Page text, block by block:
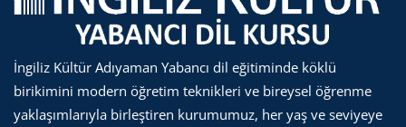
İngiliz Kültür Adıyaman Yabancı dil eğitiminde köklü
birikimini modern öğretim teknikleri ve bireysel öğrenme
yaklaşımlarıyla birleştiren kurumumuz, her yaş ve seviyeye